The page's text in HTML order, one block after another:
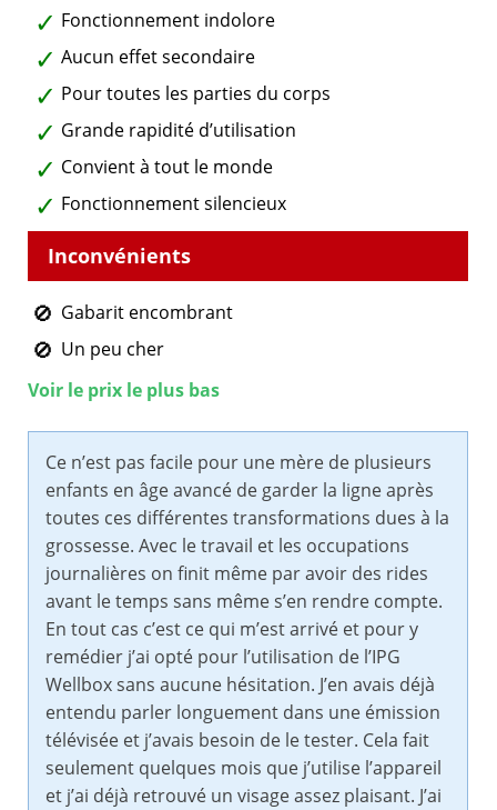
Fonctionnement indolore
Aucun effet secondaire
Pour toutes les parties du corps
Grande rapidité d’utilisation
Convient à tout le monde
Fonctionnement silencieux
Gabarit encombrant
Un peu cher
Voir le prix le plus bas
Ce n’est pas facile pour une mère de plusieurs
enfants en âge avancé de garder la ligne après
toutes ces différentes transformations dues à la
grossesse. Avec le travail et les occupations
journalières on finit même par avoir des rides
avant le temps sans même s’en rendre compte.
En tout cas c’est ce qui m’est arrivé et pour y
remédier j’ai opté pour l’utilisation de l’IPG
Wellbox sans aucune hésitation. J’en avais déjà
entendu parler longuement dans une émission
télévisée et j’avais besoin de le tester. Cela fait
seulement quelques mois que j’utilise l’appareil
et j’ai déjà retrouvé un visage assez plaisant. J’ai